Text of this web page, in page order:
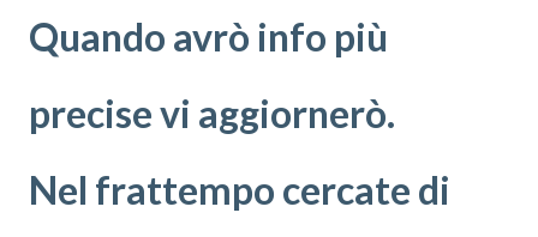
Quando avrò info più
precise vi aggiornerò.
Nel frattempo cercate di